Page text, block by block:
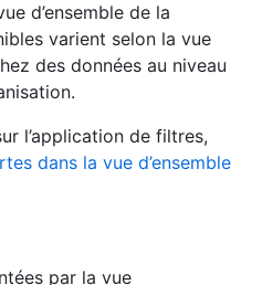
d’ensemble de la
varient selon la vue
des données au niveau
l’application de filtres,
dans la vue d’ensemble
par la vue